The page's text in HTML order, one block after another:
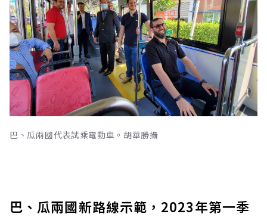
巴、瓜兩國代表試乘電動車。胡華勝攝
巴、瓜兩國新路線示範，2023年第一季